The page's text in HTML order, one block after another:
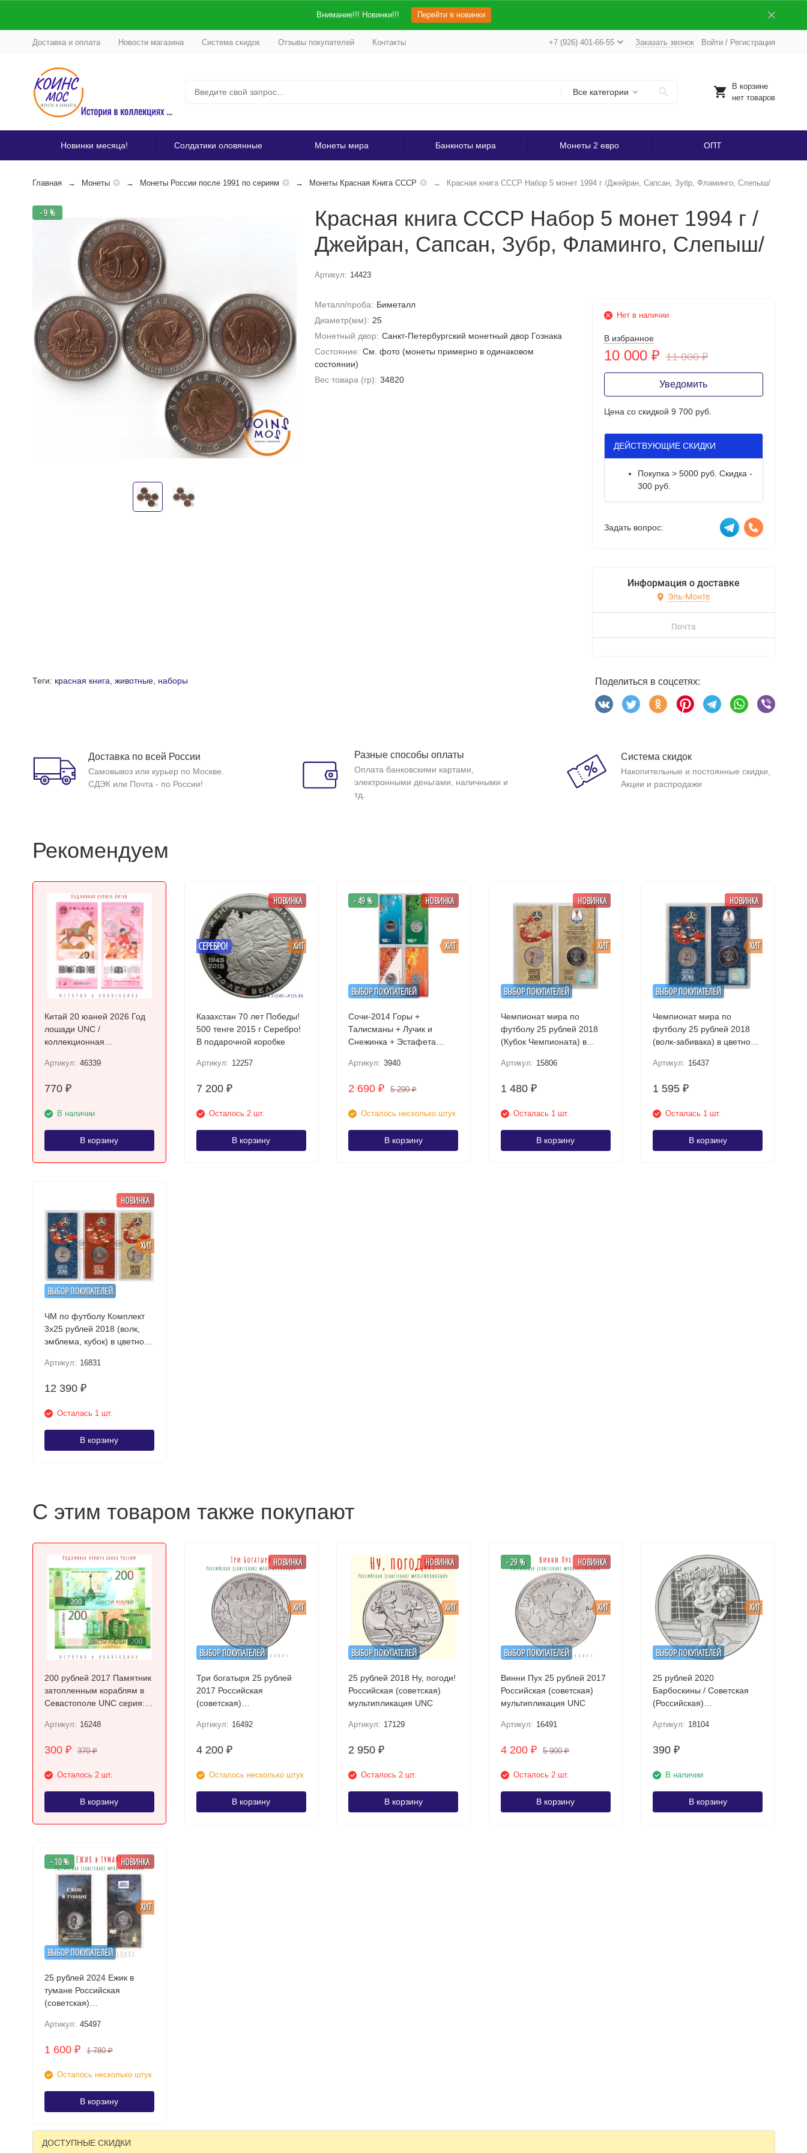
Внимание!!! Новинки!!! Перейти в новинки
Доставка и оплата Новости магазина Система скидок Отзывы покупателей Контакты +7 (926) 401-66-55 Заказать звонок Войти/ Регистрация
Все категории
В корзине
нет товаров
Новинки месяца! Солдатики оловянные Монеты мира Банкноты мира Монеты 2 евро ОПТ
Главная Монеты Монеты России после 1991 по сериям Монеты Красная Книга СССР Красная книга СССР Набор 5 монет 1994 г /Джейран, Сапсан, Зубр, Фламинго, Слепыш/
- 9 %
Красная книга СССР Набор 5 монет 1994 г /
Джейран, Сапсан, Зубр, Фламинго, Слепыш/
Артикул: 14423
Металл/проба: Биметалл
Диаметр(мм): 25
Монетный двор: Санкт-Петербургский монетный двор Гознака
Состояние: Cм. фото (монеты примерно в одинаковом
состоянии)
Вес товара (гр): 34820
Нет в наличии
В избранное
10 000 ₽ 11 000₽
Уведомить
Цена со скидкой 9 700 руб.
ДЕЙСТВУЮЩИЕ СКИДКИ
Покупка > 5000 руб. Скидка -
300 руб.
Задать вопрос:
Информация о доставке
Эль-Монте
Почта
Теги: красная книга животные, наборы Поделиться в соцсетях:
Доставка по всей России
Самовывоз или курьер по Москве.
СДЭК или Почта - по России!
Разные способы оплаты
Оплата банковскими картами,
электронными деньгами, наличными и
тд.
Система скидок
Накопительные и постоянные скидки,
Акции и распродажи
Рекомендуем
Китай 20 юаней 2026 Год
лошади UNC /
коллекционная
Артикул: 46339
770 ₽
В наличии
В корзину
СЕРЕБРО! ХИТ
НОВИНКА
Казахстан 70 лет Победы!
500 тенге 2015 г Серебро!
В подарочной коробке
Артикул: 12257
7 200 ₽
Осталось 2 шт.
В корзину
ВЫБОР ПОКУПАТЕЛЕЙ
ХИТ
- 49 % НОВИНКА
Сочи-2014 Горы +
Талисманы + Лучик и
Снежинка + Эстафета
Цветные в блистере.
Артикул: 3940
2 690₽ 5 290₽
Осталось несколько штук
В корзину
ВЫБОР ПОКУПАТЕЛЕЙ
ХИТ
НОВИНКА
Чемпионат мира по
футболу 25 рублей 2018
(Кубок Чемпионата) в
Артикул: 15806
1 480 ₽
Осталась 1 шт.
В корзину
ВЫБОР ПОКУПАТЕЛЕЙ
ХИТ
НОВИНКА
Чемпионат мира по
футболу 25 рублей 2018
(волк-забивака) в цветном
Артикул: 16437
1 595₽
Осталась 1 шт.
В корзину
ВЫБОР ПОКУПАТЕЛЕЙ
ХИТ
НОВИНКА
ЧМ по футболу Комплект
3х25 рублей 2018 (волк,
эмблема, кубок) в цветном
Артикул: 16831
12 390 ₽
Осталась 1 шт.
В корзину
С этим товаром также покупают
200 рублей 2017 Памятник
затопленным кораблям в
Севастополе UNC серия:
Артикул: 16248
300 ₽ 370₽
Осталось 2 шт.
В корзину
ВЫБОР ПОКУПАТЕЛЕЙ
ХИТ
НОВИНКА
Три богатыря 25 рублей
2017 Российская
(советская)
коллекционная монета
Артикул: 16492
4 200 ₽
Осталось несколько штук
В корзину
ВЫБОР ПОКУПАТЕЛЕЙ
ХИТ
НОВИНКА
25 рублей 2018 Ну, погоди!
Российская (советская)
мультипликация UNC
Артикул: 17129
2 950₽
Осталось 2 шт.
В корзину
ВЫБОР ПОКУПАТЕЛЕЙ
ХИТ
- 29 % НОВИНКА
Винни Пух 25 рублей 2017
Российская (советская)
мультипликация UNC
Артикул: 16491
4 200 ₽ 5 900₽
Осталось 2 шт.
В корзину
ВЫБОР ПОКУПАТЕЛЕЙ
ХИТ
25 рублей 2020
Барбоскины / Советская
(Российская)
коллекционная монета
Артикул: 18104
390₽
В наличии
В корзину
ВЫБОР ПОКУПАТЕЛЕЙ
ХИТ
- 10 % НОВИНКА
25 рублей 2024 Ежик в
тумане Российская
(советская)
в блистере
Артикул: 45497
1 600 ₽ 1 780₽
Осталось несколько штук
В корзину
ДОСТУПНЫЕ СКИДКИ